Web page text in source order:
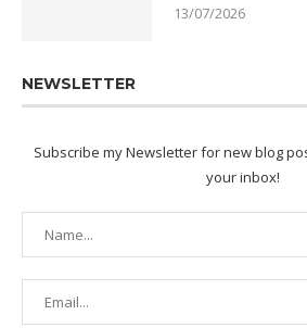
13/07/2026
NEWSLETTER
Subscribe my Newsletter for new blog
your inbox!